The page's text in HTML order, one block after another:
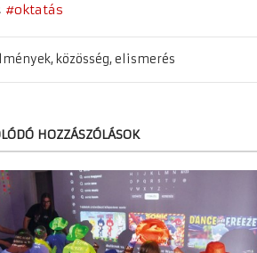
oktatás
közösség, elismerés
HOZZÁSZÓLÁSOK